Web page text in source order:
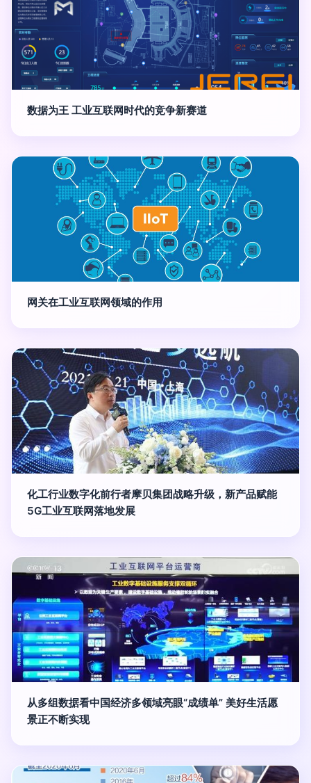
数据为王 工业互联网时代的竞争新赛道
网关在工业互联网领域的作用
化工行业数字化前行者摩贝集团战略升级，新产品赋能
5G工业互联网落地发展
从多组数据看中国经济多领域亮眼“成绩单” 美好生活愿
景正不断实现